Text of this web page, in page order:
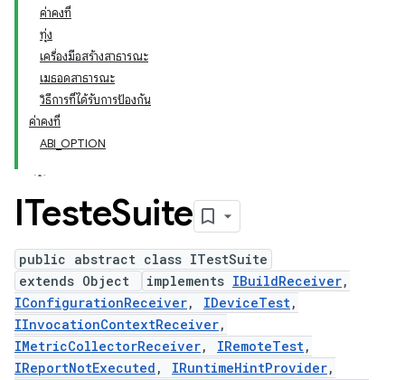
ค่าคงที่
ทุ่ง
เครื่องมือสร้างสาธารณะ
เมธอดสาธารณะ
วิธีการที่ได้รับการป้องกัน
ค่าคงที่
ABI_OPTION
ITesteSuite
public abstract class ITestSuite
extends Object
implements IBuildReceiver,
IConfigurationReceiver, IDeviceTest,
IInvocationContextReceiver,
IMetricCollectorReceiver, IRemoteTest,
IReportNotExecuted , IRuntimeHintProvider,